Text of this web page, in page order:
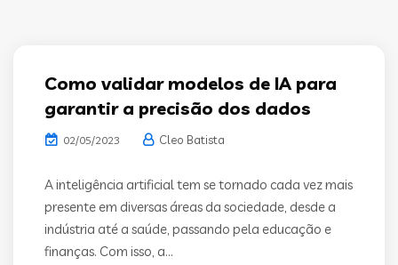
Como validar modelos de IA para
garantir a precisão dos dados
02/05/2023 Cleo Batista
A inteligência artificial tem se tornado cada vez mais
presente em diversas áreas da sociedade, desde a
indústria até a saúde, passando pela educação e
finanças. Com isso, a...